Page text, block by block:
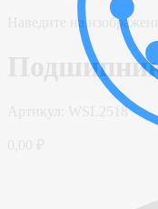
Наведите на
WSL2518